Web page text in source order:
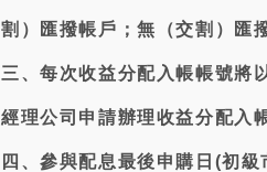
割）匯撥帳戶；無（交割）匯
三、每次收益分配入帳帳號將
經理公司申請辦理收益分配入
四、參與配息最後申購日(初